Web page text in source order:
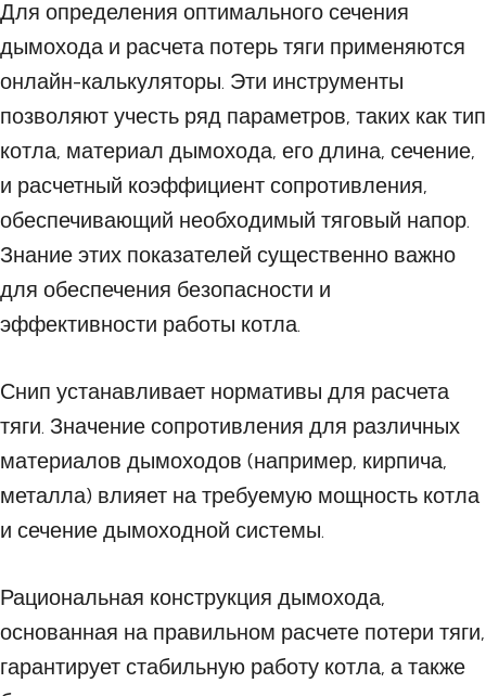
Для определения оптимального сечения
дымохода и расчета потерь тяги применяются
онлайн-калькуляторы. Эти инструменты
позволяют учесть ряд параметров, таких как тип
котла, материал дымохода, его длина, сечение,
и расчетный коэффициент сопротивления,
обеспечивающий необходимый тяговый напор.
Знание этих показателей существенно важно
для обеспечения безопасности и
эффективности работы котла.
Снип устанавливает нормативы для расчета
тяги. Значение сопротивления для различных
материалов дымоходов (например, кирпича,
металла) влияет на требуемую мощность котла
и сечение дымоходной системы.
Рациональная конструкция дымохода,
основанная на правильном расчете потери тяги,
гарантирует стабильную работу котла, а также